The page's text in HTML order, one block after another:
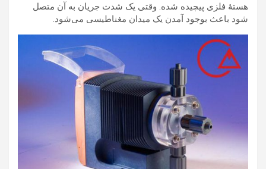
هستهٔ فلزی پیچیده شده. وقتی یک شدت جریان به آن متصل
شود باعث بوجود آمدن یک میدان مغناطیسی می‌شود.